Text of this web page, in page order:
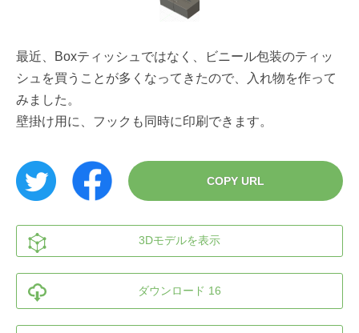
最近、Boxティッシュではなく、ビニール包装のティッ
シュを買うことが多くなってきたので、入れ物を作って
みました。
壁掛け用に、フックも同時に印刷できます。
COPY URL
3Dモデルを表示
ダウンロード 16